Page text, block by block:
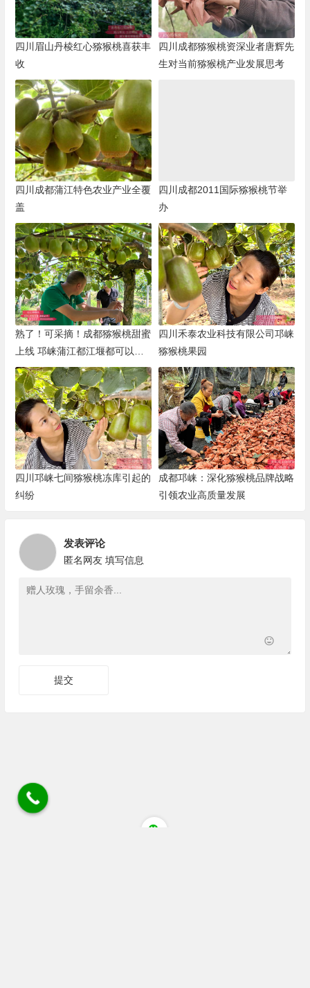
四川眉山丹棱红心猕猴桃喜获丰
收
四川成都猕猴桃资深业者唐辉先
生对当前猕猴桃产业发展思考
四川成都蒲江特色农业产业全覆
盖
四川成都2011国际猕猴桃节举
办
熟了！可采摘！成都猕猴桃甜蜜
上线 邛崃蒲江都江堰都可以采
摘
四川禾泰农业科技有限公司邛崃
猕猴桃果园
四川邛崃七间猕猴桃冻库引起的
纠纷
成都邛崃：深化猕猴桃品牌战略
引领农业高质量发展
发表评论
匿名网友 填写信息